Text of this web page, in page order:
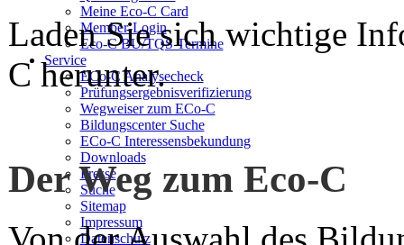
Meine Eco-C Card
Member-Login
Eco-C BU/TQS Termine
Service
ECo-C Analysecheck
Prüfungsergebnisverifizierung
Wegweiser zum ECo-C
Bildungscenter Suche
ECo-C Interessensbekundung
Downloads
Presse
Suche
Sitemap
Impressum
Datenschutz
Laden Sie sich wichtige
C herunter.
Der Weg zum Eco-C